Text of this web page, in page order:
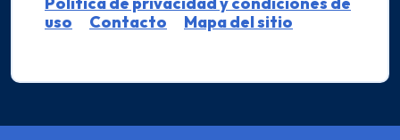
uso
Contacto Mapa del sitio